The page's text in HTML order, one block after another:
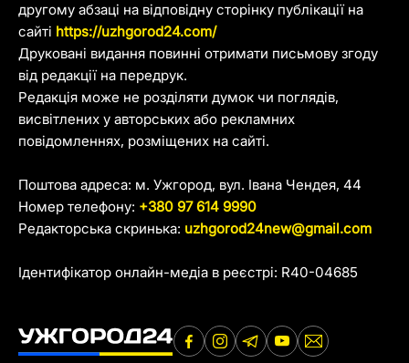
другому абзаці на відповідну сторінку публікації на
сайті https://uzhgorod24.com/
Друковані видання повинні отримати письмову згоду
від редакції на передрук.
Редакція може не розділяти думок чи поглядів,
висвітлених у авторських або рекламних
повідомленнях, розміщених на сайті.
Поштова адреса: м. Ужгород, вул. Івана Чендея, 44
Номер телефону: +380 97 614 9990
Редакторська скринька: uzhgorod24new@gmail.com
Ідентифікатор онлайн-медіа в реєстрі: R40-04685